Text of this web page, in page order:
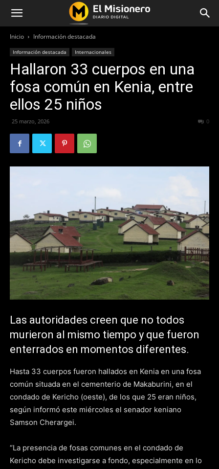
Inicio Información destacada
Información destacada Internacionales
Hallaron 33 cuerpos en una
fosa común en Kenia, entre
ellos 25 niños
25 marzo, 2026 0
Las autoridades creen que no todos
murieron al mismo tiempo y que fueron
enterrados en momentos diferentes.
Hasta 33 cuerpos fueron hallados en Kenia en una fosa
común situada en el cementerio de Makaburini, en el
condado de Kericho (oeste), de los que 25 eran niños,
según informó este miércoles el senador keniano
Samson Cherargei.
“La presencia de fosas comunes en el condado de
Kericho debe investigarse a fondo, especialmente en lo